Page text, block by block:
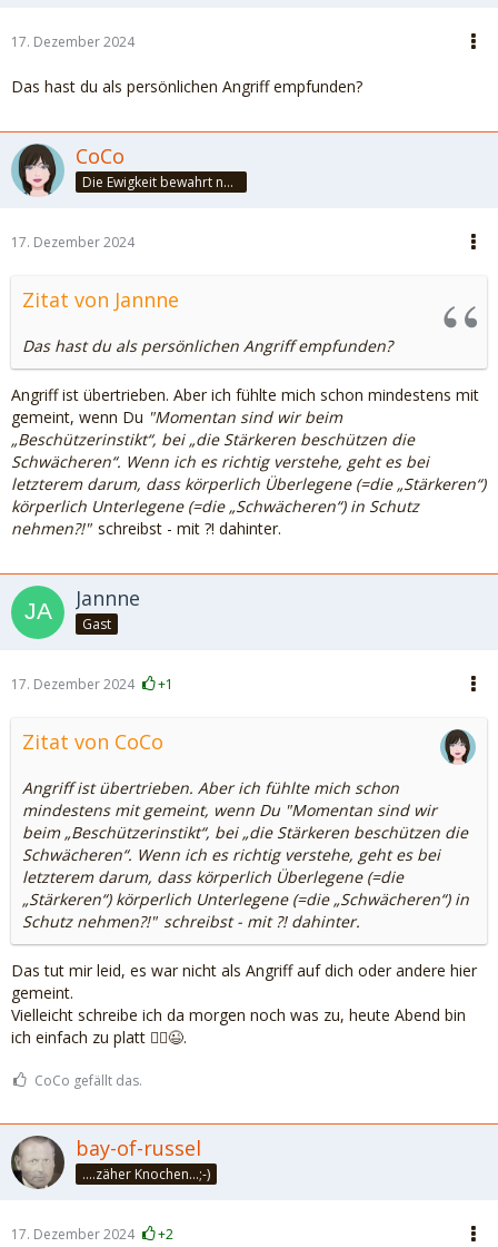
17. Dezember 2024
Das hast du als persönlichen Angriff empfunden?
CoCo
Die Ewigkeit bewahrt nur die Liebe, weil sie von gleicher Natur ist. ~Khalil Gibran~
17. Dezember 2024
Zitat von Jannne
Das hast du als persönlichen Angriff empfunden?
Angriff ist übertrieben. Aber ich fühlte mich schon mindestens mit
gemeint, wenn Du "Momentan sind wir beim
„Beschützerinstikt“, bei „die Stärkeren beschützen die
Schwächeren“. Wenn ich es richtig verstehe, geht es bei
letzterem darum, dass körperlich Überlegene (=die „Stärkeren“)
körperlich Unterlegene (=die „Schwächeren“) in Schutz
nehmen?!" schreibst - mit ?! dahinter.
Jannne
Gast
17. Dezember 2024 +1
Zitat von CoCo
Angriff ist übertrieben. Aber ich fühlte mich schon
mindestens mit gemeint, wenn Du "Momentan sind wir
beim „Beschützerinstikt“, bei „die Stärkeren beschützen die
Schwächeren“. Wenn ich es richtig verstehe, geht es bei
letzterem darum, dass körperlich Überlegene (=die
„Stärkeren“) körperlich Unterlegene (=die „Schwächeren“) in
Schutz nehmen?!" schreibst - mit ?! dahinter.
Das tut mir leid, es war nicht als Angriff auf dich oder andere hier
gemeint.
Vielleicht schreibe ich da morgen noch was zu, heute Abend bin
ich einfach zu platt 🤷‍♀️😉.
CoCo gefällt das.
bay-of-russel
....zäher Knochen...;-)
17. Dezember 2024 +2